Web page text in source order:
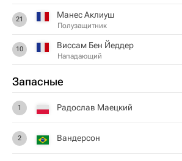
21 Манес Аклиуш
Полузащитник
10 Виссам Бен Йеддер
Нападающий
Запасные
1 Радослав Маецкий
2 Вандерсон